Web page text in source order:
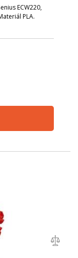
ECW220,
PLA.